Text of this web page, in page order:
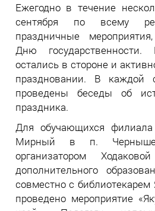
Ежегодно в течение
сентября по всему
праздничные
Дню
остались в стороне и
праздновании. В каждой
проведены беседы об
праздника.
Для обучающихся
Мирный в п.
организатором
дополнительного
совместно с
проведено мероприятие